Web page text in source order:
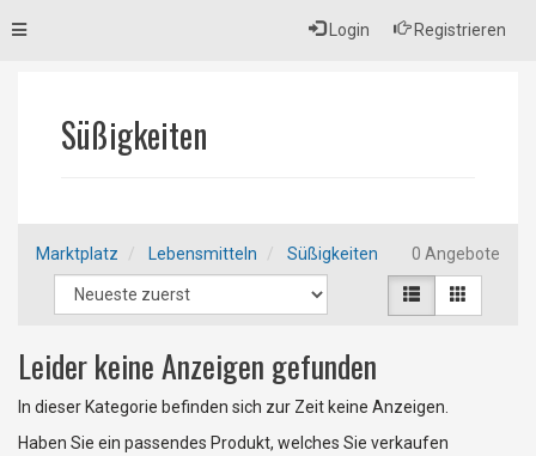
Login Registrieren
Toggle
Süßigkeiten
Marktplatz Lebensmitteln Süßigkeiten 0 Angebote
Leider keine Anzeigen gefunden
In dieser Kategorie befinden sich zur Zeit keine Anzeigen.
Haben Sie ein passendes Produkt, welches Sie verkaufen